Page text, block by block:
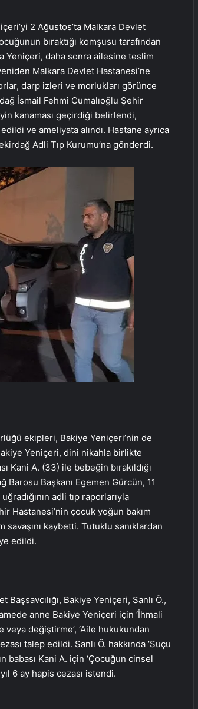
2 Ağustos’ta Malkara Devlet
bıraktığı komşusu tarafından
Yeniçeri, daha sonra ailesine teslim
Malkara Devlet Hastanesi’ne
darp izleri ve morlukları görünce
İsmail Fehmi Cumalıoğlu Şehir
kanaması geçirdiği belirlendi,
ve ameliyata alındı. Hastane ayrıca
Adli Tıp Kurumu’na gönderdi.
ekipleri, Bakiye Yeniçeri’nin de
Yeniçeri, dini nikahla birlikte
Kani A. (33) ile bebeğin bırakıldığı
Barosu Başkanı Egemen Gürcün, 11
adli tıp raporlarıyla
Hastanesi’nin çocuk yoğun bakım
savaşını kaybetti. Tutuklu sanıklardan
edildi.
Bakiye Yeniçeri, Sanlı Ö.,
anne Bakiye Yeniçeri için ‘İhmali
değiştirme’, ‘Aile hukukundan
talep edildi. Sanlı Ö. hakkında ‘Suçu
babası Kani A. için ‘Çocuğun cinsel
6 ay hapis cezası istendi.